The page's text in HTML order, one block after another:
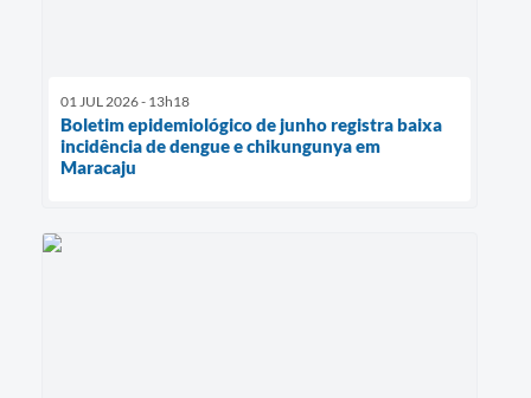
01 JUL 2026 - 13h18
Boletim epidemiológico de junho registra baixa
incidência de dengue e chikungunya em
Maracaju